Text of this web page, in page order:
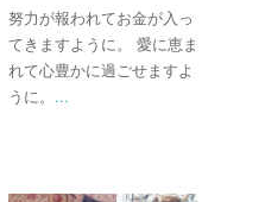
努力が報われてお金が入っ
てきますように。 愛に恵ま
れて心豊かに過ごせますよ
うに。 ...